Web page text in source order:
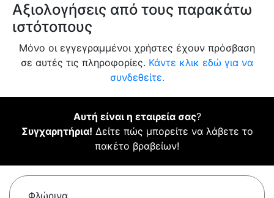
Αξιολογήσεις από τους παρακάτω
ιστότοπους
Μόνο οι εγγεγραμμένοι χρήστες έχουν πρόσβαση
σε αυτές τις πληροφορίες. Κάντε κλικ εδώ για να
συνδεθείτε.
Αυτή είναι η εταιρεία σας?
Συγχαρητήρια! Δείτε πώς μπορείτε να λάβετε το
πακέτο βραβείων!